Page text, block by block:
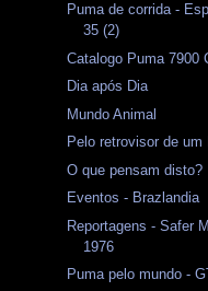
Puma de corrida -
35 (2)
Catalogo Puma 7900
Dia após Dia
Mundo Animal
Pelo retrovisor de um
O que pensam disto?
Eventos - Brazlandia
Reportagens - Safer
1976
Puma pelo mundo -